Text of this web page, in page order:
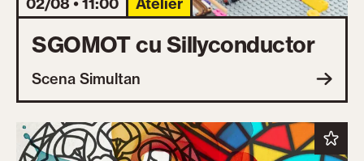
02/08 • 11:00 Atelier
SGOMOT cu Sillyconductor
Scena Simultan